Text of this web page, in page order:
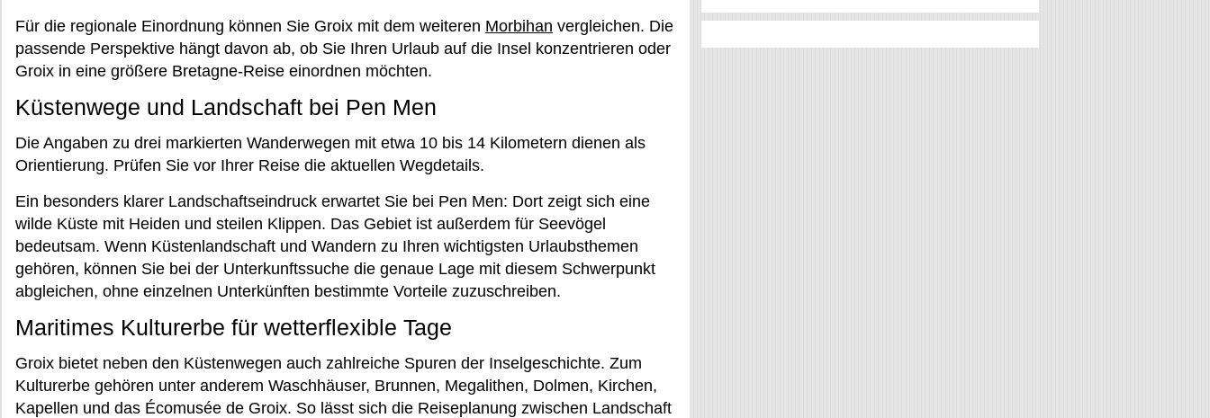
Für die regionale Einordnung können Sie Groix mit dem weiteren Morbihan vergleichen. Die
passende Perspektive hängt davon ab, ob Sie Ihren Urlaub auf die Insel konzentrieren oder
Groix in eine größere Bretagne-Reise einordnen möchten.
Küstenwege und Landschaft bei Pen Men
Die Angaben zu drei markierten Wanderwegen mit etwa 10 bis 14 Kilometern dienen als
Orientierung. Prüfen Sie vor Ihrer Reise die aktuellen Wegdetails.
Ein besonders klarer Landschaftseindruck erwartet Sie bei Pen Men: Dort zeigt sich eine
wilde Küste mit Heiden und steilen Klippen. Das Gebiet ist außerdem für Seevögel
bedeutsam. Wenn Küstenlandschaft und Wandern zu Ihren wichtigsten Urlaubsthemen
gehören, können Sie bei der Unterkunftssuche die genaue Lage mit diesem Schwerpunkt
abgleichen, ohne einzelnen Unterkünften bestimmte Vorteile zuzuschreiben.
Maritimes Kulturerbe für wetterflexible Tage
Groix bietet neben den Küstenwegen auch zahlreiche Spuren der Inselgeschichte. Zum
Kulturerbe gehören unter anderem Waschhäuser, Brunnen, Megalithen, Dolmen, Kirchen,
Kapellen und das Écomusée de Groix. So lässt sich die Reiseplanung zwischen Landschaft